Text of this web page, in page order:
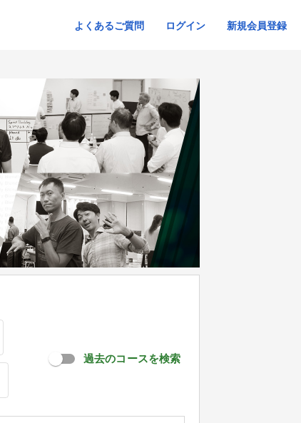
よくあるご質問 ログイン 新規会員登録
過去のコースを検索